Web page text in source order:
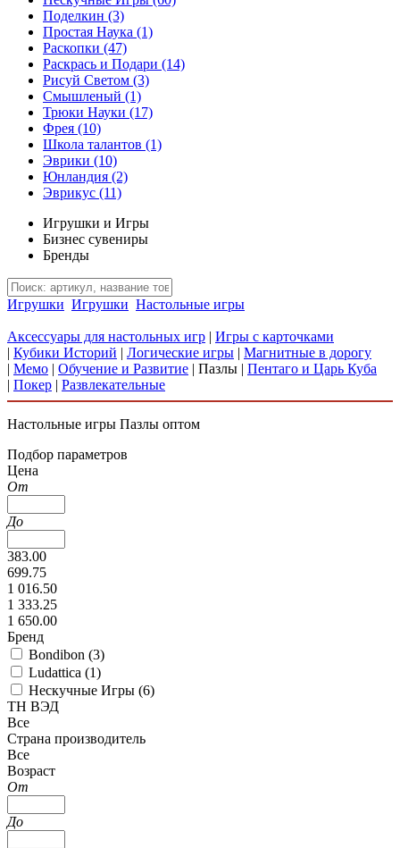
Поделкин (3)
Простая Наука (1)
Раскопки (47)
Раскрась и Подари (14)
Рисуй Светом (3)
Смышленый (1)
Трюки Науки (17)
Фрея (10)
Школа талантов (1)
Эврики (10)
Юнландия (2)
Эврикус (11)
Игрушки и Игры
Бизнес сувениры
Бренды
Игрушки Игрушки Настольные игры
Аксессуары для настольных игр | Игры с карточками
| Кубики Историй | Логические игры | Магнитные в дорогу
| Мемо | Обучение и Развитие | Пазлы | Пентаго и Царь Куба
| Покер | Развлекательные
Настольные игры Пазлы оптом
Подбор параметров
Цена
От
До
383.00
699.75
1 016.50
1 333.25
1 650.00
Бренд
Bondibon (3)
Ludattica (1)
Нескучные Игры (6)
ТН ВЭД
Все
Страна производитель
Все
Возраст
От
До